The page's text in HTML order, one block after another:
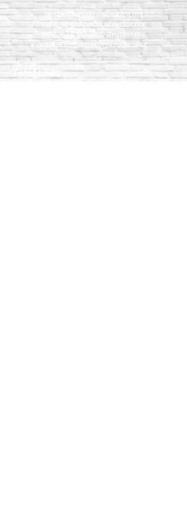
ventas@equiconstructor.mx
ventas1@equiconstructor.mx
ventas2@equiconstructor.mx
contacto@equiconstructor.mx
Teléfonos